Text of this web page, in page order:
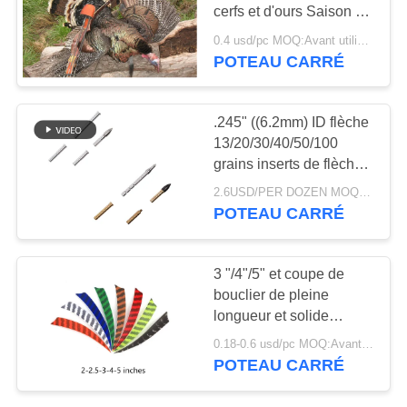
DU
SITE
POLITIQUE
DE
CONFIDENTIALITÉ
Flèches de la
jeunesse
Flèches de pratique
en matière d'enfants
13
cerfs et d'ours Saison de
chasse
0.4 usd/pc MOQ:Avant utilisation, veuillez vérifier que le produit est en bon état. Ne pas utiliser s'il y a de
POTEAU CARRÉ
.245" ((6.2mm) ID flèche
13/20/30/40/50/100
grains inserts de flèche
en aluminium et cuivre,
poids de la flèche
2.6USD/PER DOZEN MOQ:Avant utilisation, veuillez vérifier que le produit est en bon état. Ne pas utiliser s'il y a de
POTEAU CARRÉ
3 "/4"/5" et coupe de
bouclier de pleine
longueur et solide
parabolique et barré
gauche et droite aile
0.18-0.6 usd/pc MOQ:Avant utilisation, veuillez vérifier que le produit est en bon état. Ne pas utiliser s'il y a de
POTEAU CARRÉ